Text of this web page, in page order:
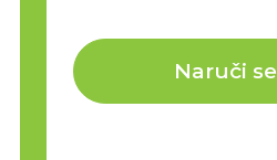
Naruči se